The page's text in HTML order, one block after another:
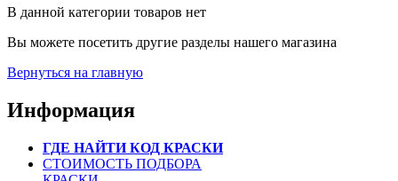
В данной категории товаров нет
Вы можете посетить другие разделы нашего магазина
Вернуться на главную
Информация
ГДЕ НАЙТИ КОД КРАСКИ
СТОИМОСТЬ ПОДБОРА